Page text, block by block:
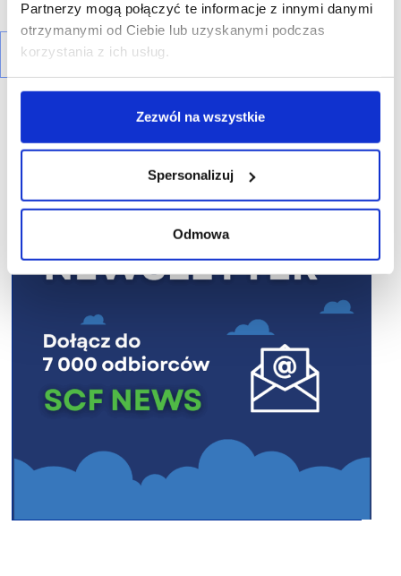
Partnerzy mogą połączyć te informacje z innymi danymi
otrzymanymi od Ciebie lub uzyskanymi podczas
korzystania z ich usług.
Zezwól na wszystkie
Spersonalizuj
Odmowa
R E K L A M A